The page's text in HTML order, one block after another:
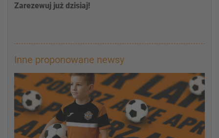
Zarezewuj już dzisiaj!
Inne proponowane newsy